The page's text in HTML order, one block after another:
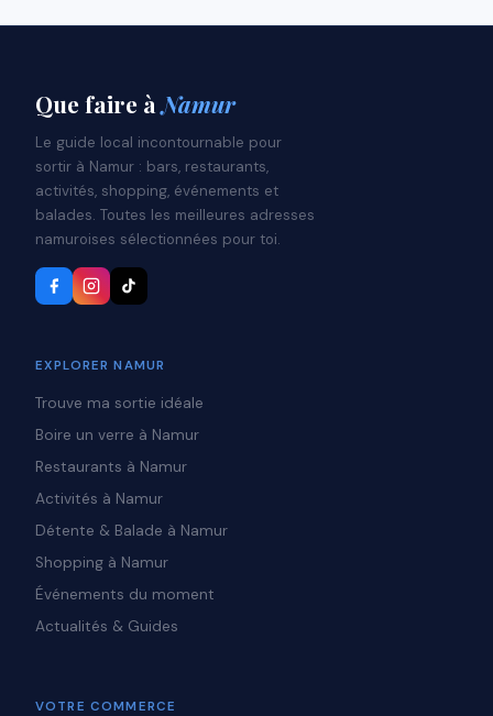
Que faire à Namur
Le guide local incontournable pour
sortir à Namur : bars, restaurants,
activités, shopping, événements et
balades. Toutes les meilleures adresses
namuroises sélectionnées pour toi.
EXPLORER NAMUR
Trouve ma sortie idéale
Boire un verre à Namur
Restaurants à Namur
Activités à Namur
Détente & Balade à Namur
Shopping à Namur
Événements du moment
Actualités & Guides
VOTRE COMMERCE